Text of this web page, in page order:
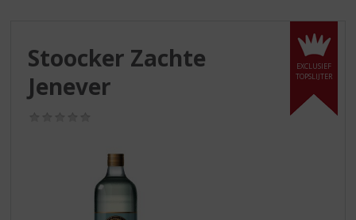
EXCLUSIEF
TOPSLIJTER
Stoocker Zachte
Jenever